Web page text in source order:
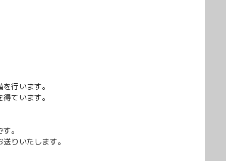
行います。
ています。
。
りいたします。